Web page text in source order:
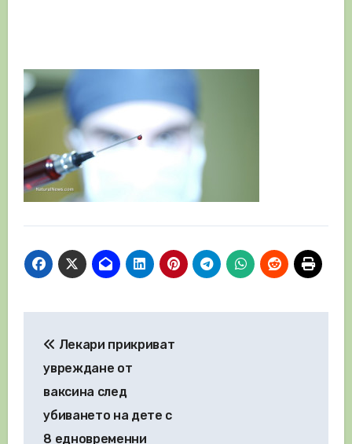
Лекари прикриват
увреждане от
ваксина след
убиването на дете с
8 едновременни